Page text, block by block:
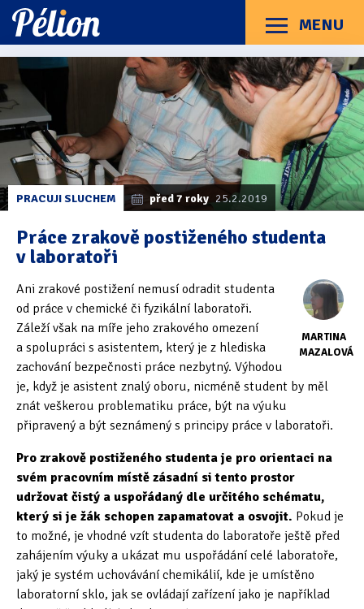
Přejít
na
štítky
Přejít
na
kategorie
Přejít
na
obsah
MENU
Menu
Články
Příručky O Pélionu Kontakt
Kategorie článků
Dotazníky
Hardware(163)
Braillské řádky(31)
Lupy
Mobilní zařízení
Počítače a notebooky(66)
Zápisníky (7)
Názory & zkušenosti(143)
Oficiální materiály
(57)
Pozvánky & oznámení(67)
Pracuji sluchem(564)
Pracuji sluchem a hmatem(566)
Pracuji zrakem(456)
Pracuji zrakem a sluchem(515)
PRACUJI SLUCHEM před 7 roky 25.2.2019
Práce zrakově postiženého studenta
v laboratoři
MARTINA
MAZALOVÁ
Ani zrakové postižení nemusí odradit studenta
od práce v chemické či fyzikální laboratoři.
Záleží však na míře jeho zrakového omezení
a spolupráci s asistentem, který je z hlediska
zachování bezpečnosti práce nezbytný. Výhodou
je, když je asistent znalý oboru, nicméně student by měl
znát veškerou problematiku práce, být na výuku
připravený a být seznámený s principy práce v laboratoři.
Pro zrakově postiženého studenta je pro orientaci na
svém pracovním místě zásadní si tento prostor
udržovat čistý a uspořádaný dle určitého schématu,
který si je žák schopen zapamatovat a osvojit. Pokud je
to možné, je vhodné vzít studenta do laboratoře ještě před
zahájením výuky a ukázat mu uspořádání celé laboratoře,
jaký je systém uchovávání chemikálií, kde je umístěno
laboratorní sklo, jak se ovládají zařízení jako je například